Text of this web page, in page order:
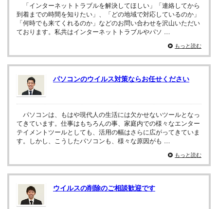
「インターネットトラブルを解決してほしい」「連絡してから
到着までの時間を知りたい」、「どの地域で対応しているのか」
「何時でも来てくれるのか」などのお問い合わせを沢山いただい
ております。私共はインターネットトラブルやパソ …
もっと読む
パソコンのウイルス対策ならお任せください
パソコンは、もはや現代人の生活には欠かせないツールとなっ
てきています。仕事はもちろんの事、家庭内での様々なエンター
テイメントツールとしても、活用の幅はさらに広がってきていま
す。しかし、こうしたパソコンも、様々な原因がも …
もっと読む
ウイルスの削除のご相談歓迎です